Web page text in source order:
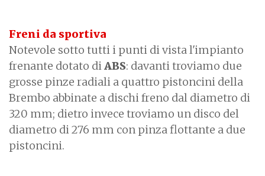
Freni da sportiva
Notevole sotto tutti i punti di vista l'impianto
frenante dotato diABS: davanti troviamo due
grosse pinze radiali a quattro pistoncini della
Brembo abbinate a dischi freno dal diametro di
320 mm; dietro invece troviamo un disco del
diametro di 276 mm con pinza flottante a due
pistoncini.